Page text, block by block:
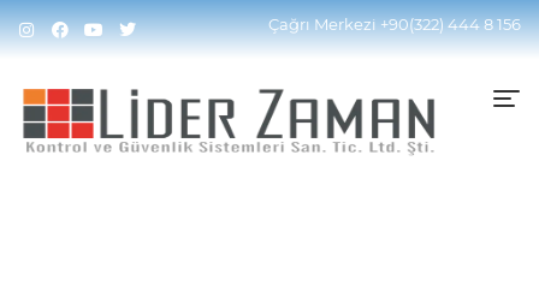
Çağrı Merkezi+90(322) 444 8 156
Home
Ürünler “Röle (Çıkış) Modülü” Olarak
Etiketlendi